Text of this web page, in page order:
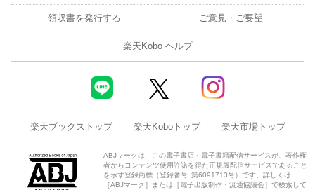
領収書を発行する ご意見・ご要望
楽天Kobo ヘルプ
楽天ブックストップ 楽天Koboトップ 楽天市場トップ
ABJマークは、この電子書店・電子書籍配信サービスが、著作権
者からコンテンツ使用許諾を得た正規版配信サービスであること
を示す登録商標（登録番号 第6091713号）です。詳しくは
［ABJマーク］または［電子出版制作・流通協議会］で検索して